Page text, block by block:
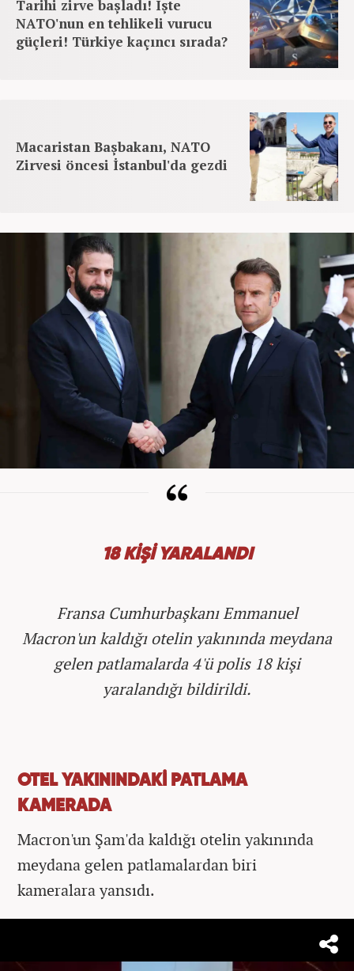
Tarihi zirve başladı! İşte
NATO'nun en tehlikeli vurucu
güçleri! Türkiye kaçıncı sırada?
Macaristan Başbakanı, NATO
Zirvesi öncesi İstanbul'da gezdi
18 KİŞİ YARALANDI
Fransa Cumhurbaşkanı Emmanuel
Macron'un kaldığı otelin yakınında meydana
gelen patlamalarda 4'ü polis 18 kişi
yaralandığı bildirildi.
OTEL YAKININDAKİ PATLAMA
KAMERADA
Macron'un Şam'da kaldığı otelin yakınında
meydana gelen patlamalardan biri
kameralara yansıdı.